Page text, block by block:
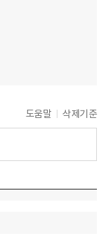
도움말 삭제기준